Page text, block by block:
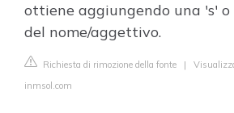
ottiene aggiungendo una 's' o
del nome/aggettivo.
Richiesta di rimozione della fonte |
inmsol.com